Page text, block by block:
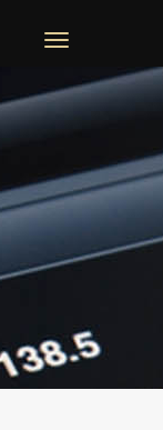
تغيير
في تحليل
الأولى